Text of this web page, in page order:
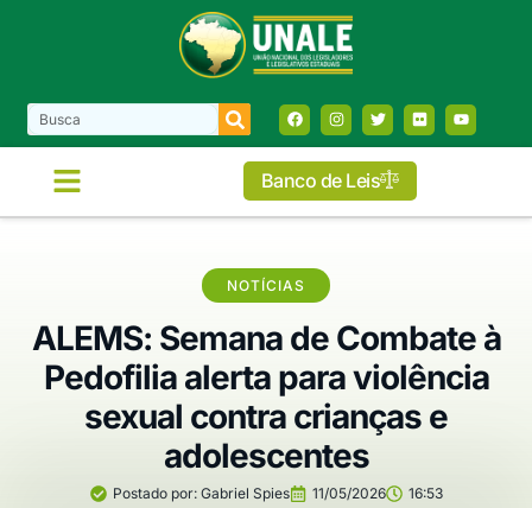
Banco de Leis
NOTÍCIAS
ALEMS: Semana de Combate à
Pedofilia alerta para violência
sexual contra crianças e
adolescentes
Postado por:Gabriel Spies 11/05/2026 16:53